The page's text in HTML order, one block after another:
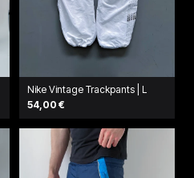
Nike Vintage Trackpants | L
54,00 €